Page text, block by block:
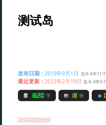
测试岛
发布日期：2019年9月1日 迄今 6年11
最近更新：2022年2月19日 迄今 4年5
1620 字 18 张